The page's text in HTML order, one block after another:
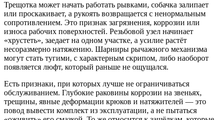
Трещотка может начать работать рывками, собачка залипает
или проскакивает, а рукоять возвращается с ненормальным
сопротивлением. Это признак загрязнения, коррозии или
износа рабочих поверхностей. Резьбовой узел начинает
«хрустеть», заедает на одном участке, а усилие растёт
несоразмерно натяжению. Шарниры рычажного механизма
могут стать тугими, с характерным скрипом, либо наоборот
появляется люфт, который раньше не ощущался.
Есть признаки, при которых лучше не ограничиваться
обслуживанием. Глубокие раковины коррозии на звеньях,
трещины, явные деформации крюков и натяжителей — это
повод вывести комплект из эксплуатации, а не пытаться